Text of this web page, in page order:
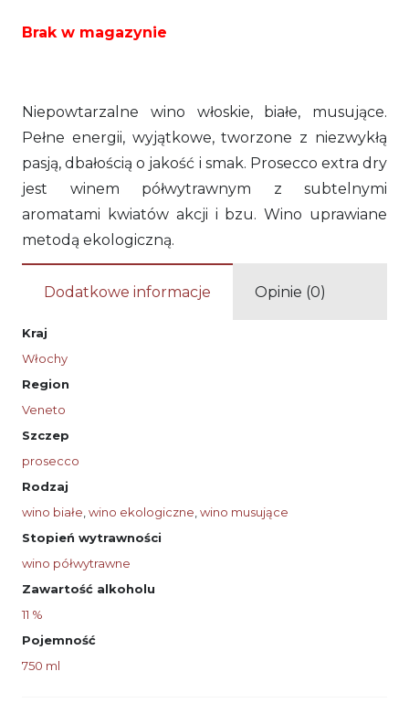
Brak w magazynie
Niepowtarzalne wino włoskie, białe, musujące.
Pełne energii, wyjątkowe, tworzone z niezwykłą
pasją, dbałością o jakość i smak. Prosecco extra dry
jest winem półwytrawnym z subtelnymi
aromatami kwiatów akcji i bzu. Wino uprawiane
metodą ekologiczną.
Dodatkowe informacje Opinie (0)
Kraj
Włochy
Region
Veneto
Szczep
prosecco
Rodzaj
wino białe wino ekologiczne wino musujące
Stopień wytrawności
wino półwytrawne
Zawartość alkoholu
11 %
Pojemność
750 ml